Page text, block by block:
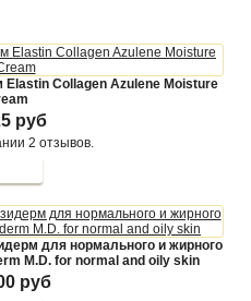
Collagen Azulene Moisture
руб
для нормального и жирного
M.D. for normal and oily skin
руб